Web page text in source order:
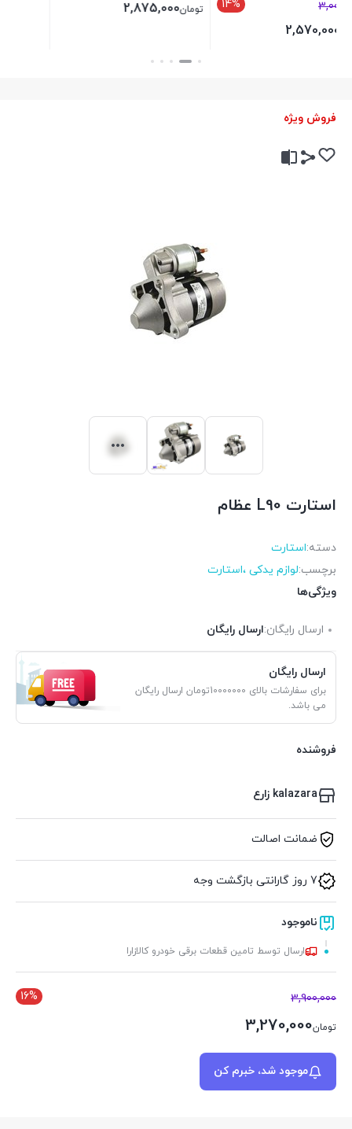
تومان 2,875,000
فروش ویژه
استارت L90 عظام
دسته:استارت
برچسب:لوازم یدکی ،استارت
ویژگی‌ها
ارسال رایگان:ارسال رایگان
ارسال رایگان
برای سفارشات بالای 10000000تومان ارسال رایگان
می باشد.
فروشنده
kalazara زارع
ضمانت اصالت
7 روز گارانتی بازگشت وجه
ناموجود
ارسال توسط تامین قطعات برقی خودرو کالازارا
16% 3,900,000
تومان3,270,000
موجود شد، خبرم کن